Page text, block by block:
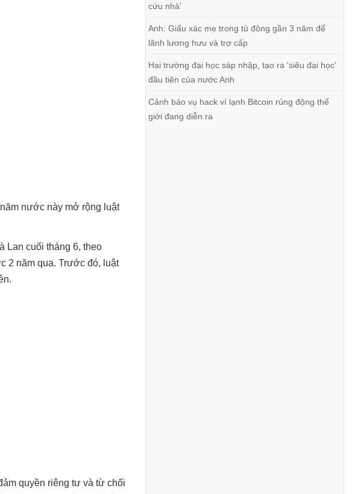
nước này mở rộng luật
Lan cuối tháng 6, theo
2 năm qua. Trước đó, luật
quyền riêng tư và từ chối
cứu nhà'
Anh: Giấu xác mẹ trong tủ đông gần 3 năm để
lãnh lương hưu và trợ cấp
Hai trường đại học sáp nhập, tạo ra 'siêu đại học'
đầu tiên của nước Anh
Cảnh báo vụ hack ví lạnh Bitcoin rúng động thế
giới đang diễn ra